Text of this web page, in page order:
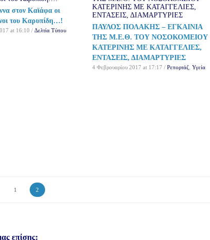
στον Καϊάφα οι
του Καρυπίδη…!
at 16:10 / Δελτία Τύπου
ΠΑΥΛΟΣ ΠΟΛΑΚΗΣ – ΕΓΚΑΙΝΙΑ
ΤΗΣ Μ.Ε.Θ. ΤΟΥ ΝΟΣΟΚΟΜΕΙΟΥ
ΚΑΤΕΡΙΝΗΣ ΜΕ ΚΑΤΑΓΓΕΛΙΕΣ,
ΕΝΤΑΣΕΙΣ, ΔΙΑΜΑΡΤΥΡΙΕΣ
4 Φεβρουαρίου 2017 at 17:17 / Ρεπορτάζ Υγεία
1 2
επίσης: